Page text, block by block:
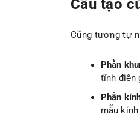
Cấu tạo
Cũng tương tự
Phần
tĩnh điện
Phần
mẫu